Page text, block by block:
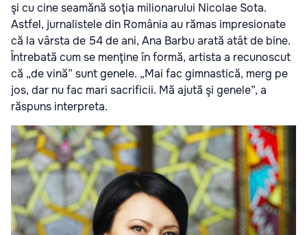
şi cu cine seamănă soţia milionarului Nicolae Sota.
Astfel, jurnalistele din România au rămas impresionate
că la vârsta de 54 de ani, Ana Barbu arată atât de bine.
Întrebată cum se menţine în formă, artista a recunoscut
că „de vină” sunt genele. „Mai fac gimnastică, merg pe
jos, dar nu fac mari sacrificii. Mă ajută şi genele”, a
răspuns interpreta.